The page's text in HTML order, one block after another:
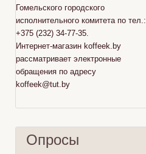
Гомельского городского
исполнительного комитета по тел.:
+375 (232) 34-77-35.
Интернет-магазин koffeek.by
рассматривает электронные
обращения по адресу
koffeek@tut.by
Опросы